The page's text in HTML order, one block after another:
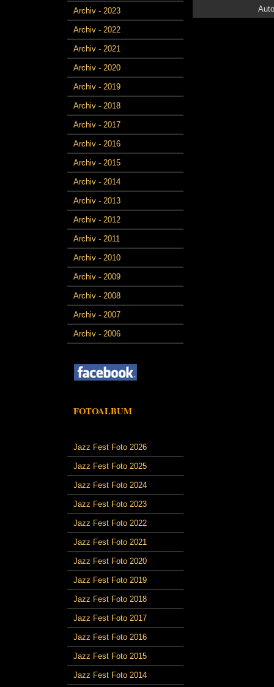
Archiv - 2023
Archiv - 2022
Archiv - 2021
Archiv - 2020
Archiv - 2019
Archiv - 2018
Archiv - 2017
Archiv - 2016
Archiv - 2015
Archiv - 2014
Archiv - 2013
Archiv - 2012
Archiv - 2011
Archiv - 2010
Archiv - 2009
Archiv - 2008
Archiv - 2007
Archiv - 2006
FOTOALBUM
Jazz Fest Foto 2026
Jazz Fest Foto 2025
Jazz Fest Foto 2024
Jazz Fest Foto 2023
Jazz Fest Foto 2022
Jazz Fest Foto 2021
Jazz Fest Foto 2020
Jazz Fest Foto 2019
Jazz Fest Foto 2018
Jazz Fest Foto 2017
Jazz Fest Foto 2016
Jazz Fest Foto 2015
Jazz Fest Foto 2014